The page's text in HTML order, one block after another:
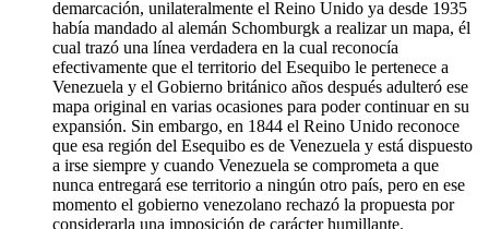
demarcación, unilateralmente el Reino Unido ya desde 1935
había mandado al alemán Schomburgk a realizar un mapa, él
cual trazó una línea verdadera en la cual reconocía
efectivamente que el territorio del Esequibo le pertenece a
Venezuela y el Gobierno británico años después adulteró ese
mapa original en varias ocasiones para poder continuar en su
expansión. Sin embargo, en 1844 el Reino Unido reconoce
que esa región del Esequibo es de Venezuela y está dispuesto
a irse siempre y cuando Venezuela se comprometa a que
nunca entregará ese territorio a ningún otro país, pero en ese
momento el gobierno venezolano rechazó la propuesta por
considerarla una imposición de carácter humillante.